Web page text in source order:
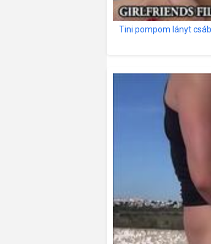
Tini pompom lányt